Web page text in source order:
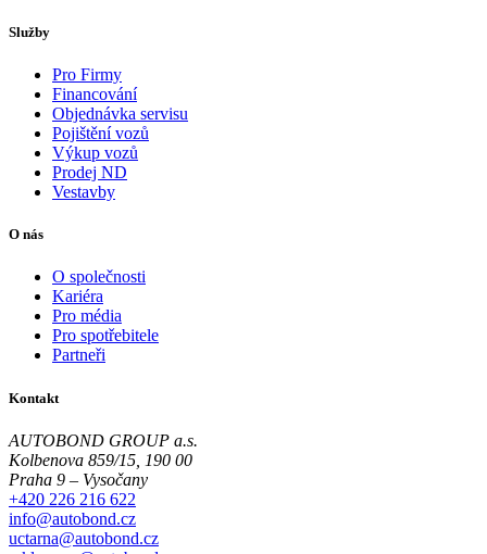
Služby
Pro Firmy
Financování
Objednávka servisu
Pojištění vozů
Výkup vozů
Prodej ND
Vestavby
O nás
O společnosti
Kariéra
Pro média
Pro spotřebitele
Partneři
Kontakt
AUTOBOND GROUP a.s.
Kolbenova 859/15, 190 00
Praha 9 – Vysočany
+420 226 216 622
info@autobond.cz
uctarna@autobond.cz